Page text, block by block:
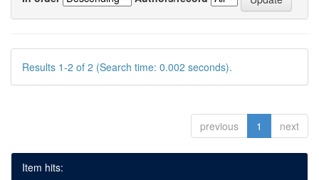
Results 1-2 of 2 (Search time: 0.002 seconds).
previous 1 next
Item hits: